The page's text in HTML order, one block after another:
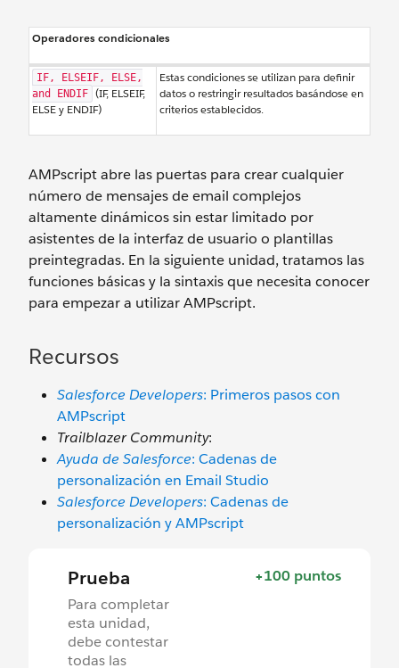
Operadores condicionales
IF, ELSEIF, ELSE,
and ENDIF (IF, ELSEIF,
ELSE y ENDIF)
Estas condiciones se utilizan para definir
datos o restringir resultados basándose en
criterios establecidos.
AMPscript abre las puertas para crear cualquier
número de mensajes de email complejos
altamente dinámicos sin estar limitado por
asistentes de la interfaz de usuario o plantillas
preintegradas. En la siguiente unidad, tratamos las
funciones básicas y la sintaxis que necesita conocer
para empezar a utilizar AMPscript.
Recursos
Salesforce Developers: Primeros pasos con
AMPscript
Trailblazer Community:
Ayuda de Salesforce: Cadenas de
personalización en Email Studio
Salesforce Developers: Cadenas de
personalización y AMPscript